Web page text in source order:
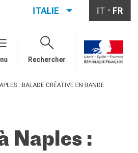
DE FRANÇAIS
DELF DALF
ITALIE IT FR
Rechercher
: BALADE CRÉATIVE EN BANDE
Naples :